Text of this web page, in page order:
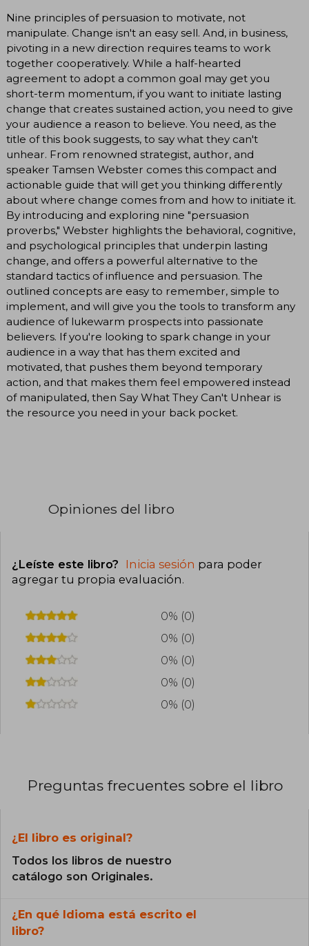
Nine principles of persuasion to motivate, not
manipulate. Change isn't an easy sell. And, in business,
pivoting in a new direction requires teams to work
together cooperatively. While a half-hearted
agreement to adopt a common goal may get you
short-term momentum, if you want to initiate lasting
change that creates sustained action, you need to give
your audience a reason to believe. You need, as the
title of this book suggests, to say what they can't
unhear. From renowned strategist, author, and
speaker Tamsen Webster comes this compact and
actionable guide that will get you thinking differently
about where change comes from and how to initiate it.
By introducing and exploring nine "persuasion
proverbs," Webster highlights the behavioral, cognitive,
and psychological principles that underpin lasting
change, and offers a powerful alternative to the
standard tactics of influence and persuasion. The
outlined concepts are easy to remember, simple to
implement, and will give you the tools to transform any
audience of lukewarm prospects into passionate
believers. If you're looking to spark change in your
audience in a way that has them excited and
motivated, that pushes them beyond temporary
action, and that makes them feel empowered instead
of manipulated, then Say What They Can't Unhear is
the resource you need in your back pocket.
Opiniones del libro
¿Leíste este libro? Inicia sesión para poder
agregar tu propia evaluación.
0% (0)
0% (0)
0% (0)
0% (0)
0% (0)
Preguntas frecuentes sobre el libro
¿El libro es original?
Todos los libros de nuestro
catálogo son Originales.
¿En qué Idioma está escrito el
libro?